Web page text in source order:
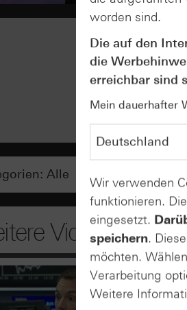
Videos
worden sind.
Die auf den
die
erreichbar sind
Mein dauerhafter
Wir verwenden
funktionieren.
eingesetzt.
speichern.
möchten.
Verarbeitung
Weitere